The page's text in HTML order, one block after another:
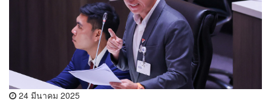
24 มีนาคม 2025